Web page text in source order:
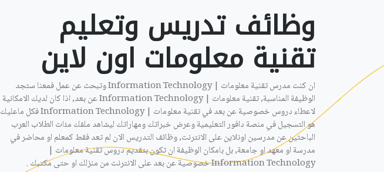
وظائف تدريس وتعليم
تقنية معلومات اون لاين ‎
ان كنت مدرس تقنية معلومات | Information Technology وتبحث عن عمل فمعنا ستجد
الوظيفة المناسبة, تقنية معلومات | Information Technology عن بعد, اذا كان لديك الامكانية
لاعطاء دروس خصوصية عن بعد في تقنية معلومات | Information Technology فكل ماعليك
هو التسجيل في منصة دافور التعليمية وعرض خبراتك ومهاراتك ليشاهد ملفك مئات الطلاب العرب
الباحثين عن مدرسين اونلاين على الانترنت, وظائف التدريس الان لم تعد فقط كمعلم او محاضر في
مدرسة او معهد او جامعة, بل بامكان الوظيفة ان تكون بتقديم دروس تقنية معلومات |
Information Technology خصوصية عن بعد على الانترنت من منزلك او حتى مكتبك .